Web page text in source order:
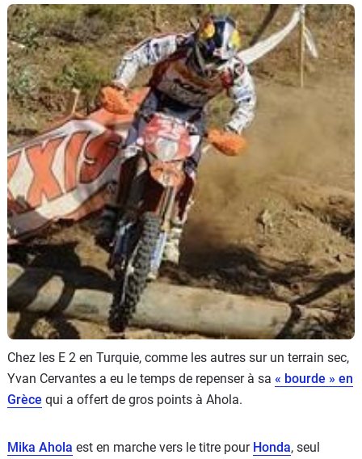
Scooters
&
125
Marques
Services
Auto
Chez les E 2 en Turquie, comme les autres sur un terrain sec,
Yvan Cervantes a eu le temps de repenser à sa « bourde » en
Grèce qui a offert de gros points à Ahola.
Mika Ahola est en marche vers le titre pour Honda, seul